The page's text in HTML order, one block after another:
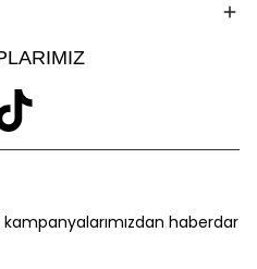
haberdar